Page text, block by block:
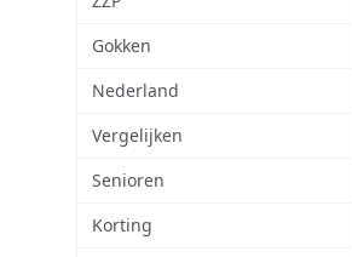
Gokken
Nederland
Vergelijken
Senioren
Korting